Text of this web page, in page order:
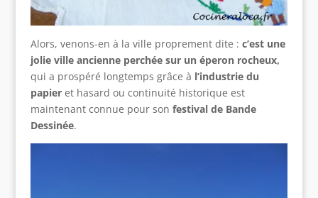
Alors, venons-en à la ville proprement dite : c’est une
jolie ville ancienne perchée sur un éperon rocheux,
qui a prospéré longtemps grâce à l’industrie du
papieret hasard ou continuité historique est
maintenant connue pour son festival de Bande
Dessinée.